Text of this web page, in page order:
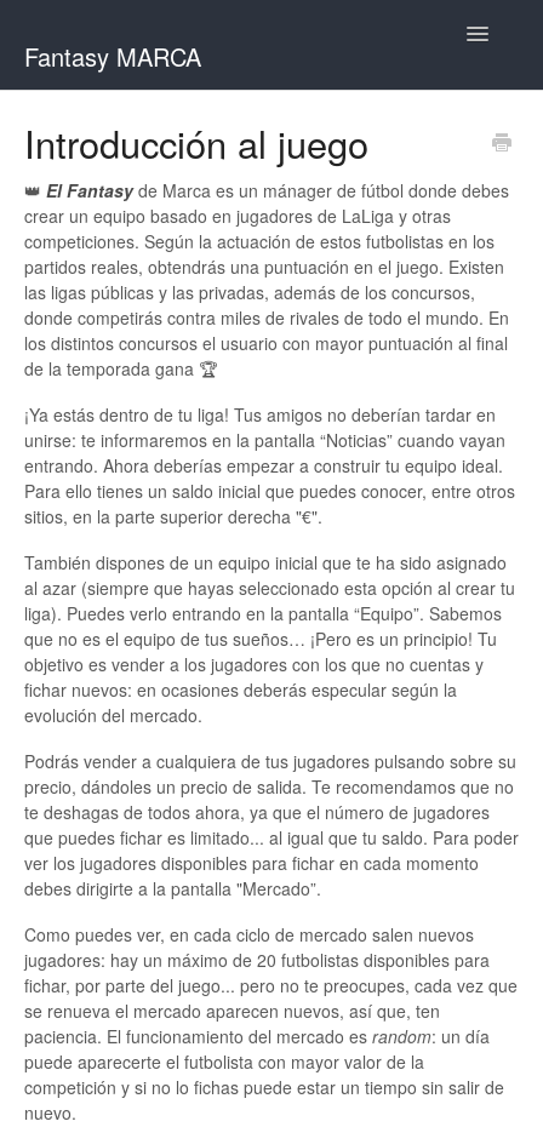
Fantasy MARCA
Toggle
Contacto
Introducción al juego
👑 El Fantasyde Marca es un mánager de fútbol donde debes
crear un equipo basado en jugadores de LaLiga y otras
competiciones. Según la actuación de estos futbolistas en los
partidos reales, obtendrás una puntuación en el juego. Existen
las ligas públicas y las privadas, además de los concursos,
donde competirás contra miles de rivales de todo el mundo. En
los distintos concursos el usuario con mayor puntuación al final
de la temporada gana 🏆
¡Ya estás dentro de tu liga! Tus amigos no deberían tardar en
unirse: te informaremos en la pantalla “Noticias” cuando vayan
entrando. Ahora deberías empezar a construir tu equipo ideal.
Para ello tienes un saldo inicial que puedes conocer, entre otros
sitios, en la parte superior derecha "€".
También dispones de un equipo inicial que te ha sido asignado
al azar (siempre que hayas seleccionado esta opción al crear tu
liga). Puedes verlo entrando en la pantalla “Equipo”. Sabemos
que no es el equipo de tus sueños… ¡Pero es un principio! Tu
objetivo es vender a los jugadores con los que no cuentas y
fichar nuevos: en ocasiones deberás especular según la
evolución del mercado.
Podrás vender a cualquiera de tus jugadores pulsando sobre su
precio, dándoles un precio de salida. Te recomendamos que no
te deshagas de todos ahora, ya que el número de jugadores
que puedes fichar es limitado... al igual que tu saldo. Para poder
ver los jugadores disponibles para fichar en cada momento
debes dirigirte a la pantalla "Mercado”.
Como puedes ver, en cada ciclo de mercado salen nuevos
jugadores: hay un máximo de 20 futbolistas disponibles para
fichar, por parte del juego... pero no te preocupes, cada vez que
se renueva el mercado aparecen nuevos, así que, ten
paciencia. El funcionamiento del mercado es random: un día
puede aparecerte el futbolista con mayor valor de la
competición y si no lo fichas puede estar un tiempo sin salir de
nuevo.